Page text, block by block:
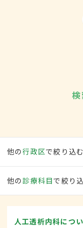
他の行政区で絞り込む
他の 診療科目で絞り
人工透析内科につ